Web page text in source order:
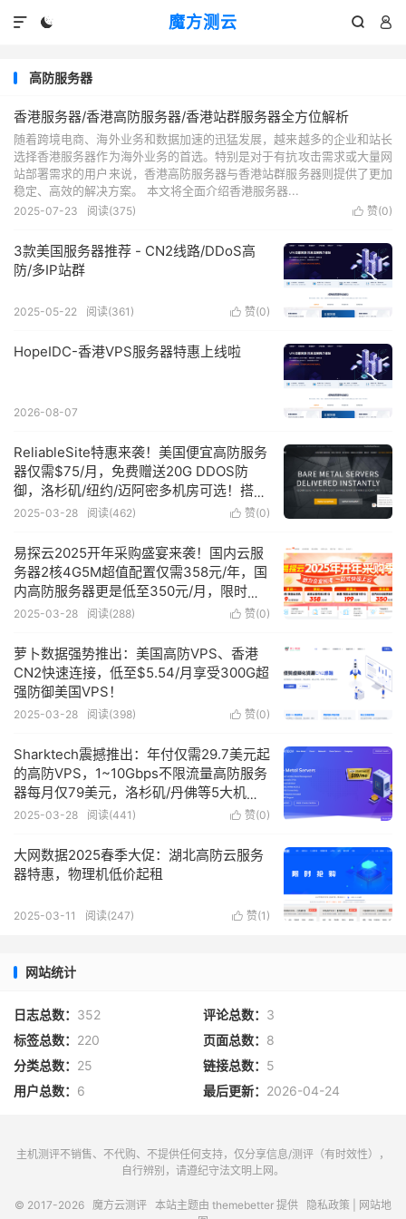
魔方测云
  

高防服务器
香港服务器/香港高防服务器/香港站群服务器全方位解析
随着跨境电商、海外业务和数据加速的迅猛发展，越来越多的企业和站长
选择香港服务器作为海外业务的首选。特别是对于有抗攻击需求或大量网
站部署需求的用户来说，香港高防服务器与香港站群服务器则提供了更加
稳定、高效的解决方案。 本文将全面介绍香港服务器...
 赞(0)
2025-07-23 阅读(375)
3款美国服务器推荐 - CN2线路/DDoS高
防/多IP站群
 赞(0)
2025-05-22 阅读(361 )
HopeIDC-香港VPS服务器特惠上线啦
2026-08-07
ReliableSite特惠来袭！美国便宜高防服务
器仅需$75/月，免费赠送20G DDOS防
御，洛杉矶/纽约/迈阿密多机房可选！搭载
AMD Ryzen 5800X处理器，配备64G超大
比超高，快来抢购！
 赞(0)
2025-03-28 阅读(462)
易探云2025开年采购盛宴来袭！国内云服
务器2核4G5M超值配置仅需358元/年，国
内高防服务器更是低至350元/月，限时优
惠不容错过！
 赞(0)
2025-03-28 阅读(288)
萝卜数据强势推出：美国高防VPS、香港
CN2快速连接，低至$5.54/月享受300G超
强防御美国VPS！
 赞(0)
2025-03-28 阅读(398)
Sharktech震撼推出：年付仅需29.7美元起
的高防VPS，1~10Gbps不限流量高防服务
器每月仅79美元，洛杉矶/丹佛等5大机房
任你选！
 赞(0)
2025-03-28 阅读(441 )
大网数据2025春季大促：湖北高防云服务
器特惠，物理机低价起租
 赞(1 )
2025-03-11 阅读(247)
网站统计
日志总数： 352 评论总数： 3
标签总数： 220 页面总数： 8
分类总数： 25 链接总数： 5
用户总数： 6 最后更新： 2026-04-24
主机测评不销售、不代购、不提供任何支持，仅分享信息/测评（有时效性），
自行辨别，请遵纪守法文明上网。
© 2017-2026 魔方云测评 本站主题由 themebetter 提供 隐私政策
网站地